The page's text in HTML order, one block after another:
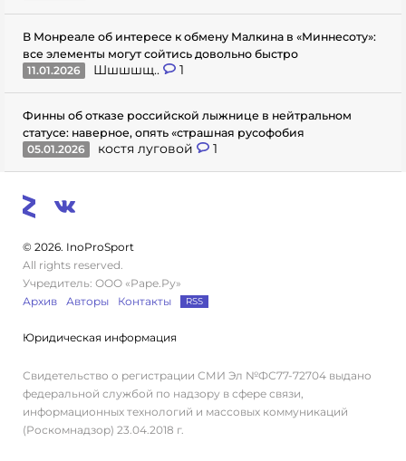
В Монреале об интересе к обмену Малкина в «Миннесоту»:
все элементы могут сойтись довольно быстро
11.01.2026
Шшшшщ.. 1
Финны об отказе российской лыжнице в нейтральном
статусе: наверное, опять «страшная русофобия
05.01.2026
костя луговой 1
© 2026. InoProSport
All rights reserved.
Учредитель: ООО «Раре.Ру»
Архив
Авторы Контакты RSS
Юридическая информация
Свидетельство о регистрации СМИ Эл №ФС77-72704 выдано
федеральной службой по надзору в сфере связи,
информационных технологий и массовых коммуникаций
(Роскомнадзор) 23.04.2018 г.